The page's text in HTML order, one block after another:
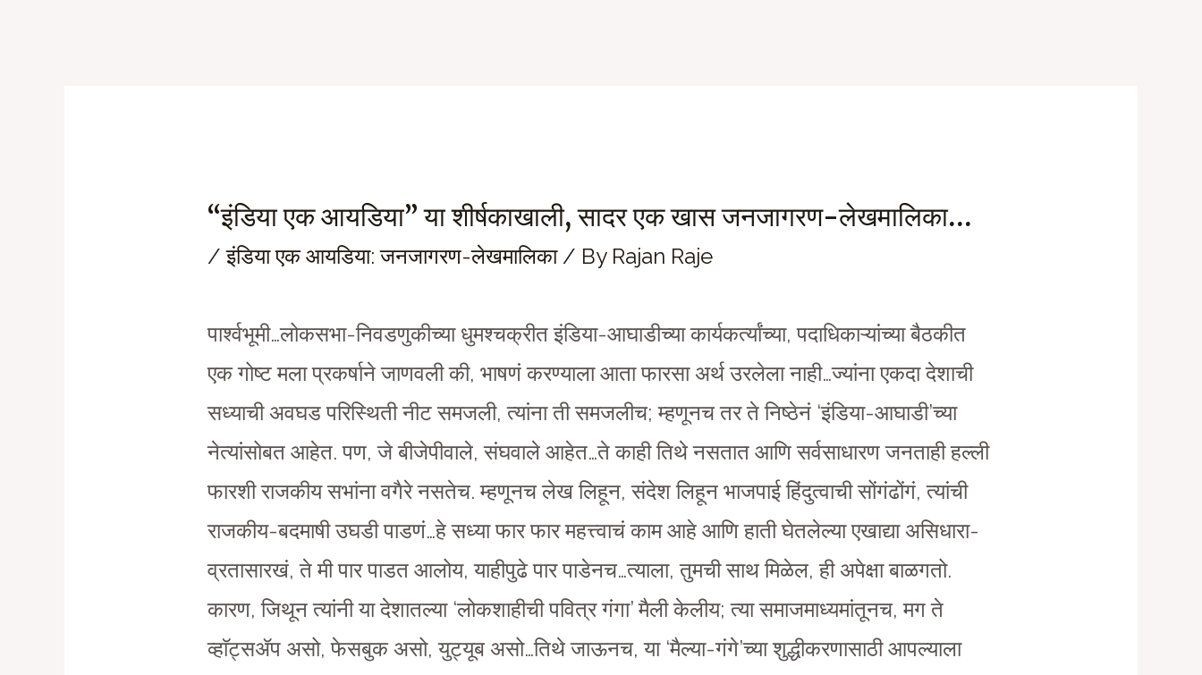
“इंडिया एक आयडिया” या शीर्षकाखाली, सादर एक खास जनजागरण-लेखमालिका…
/इंडिया एक आयडिया: जनजागरण-लेखमालिका/ By Rajan Raje
पार्श्वभूमी…लोकसभा-निवडणुकीच्या धुमश्चक्रीत इंडिया-आघाडीच्या कार्यकर्त्यांच्या, पदाधिकाऱ्यांच्या बैठकीत
एक गोष्ट मला प्रकर्षाने जाणवली की, भाषणं करण्याला आता फारसा अर्थ उरलेला नाही…ज्यांना एकदा देशाची
सध्याची अवघड परिस्थिती नीट समजली, त्यांना ती समजलीच; म्हणूनच तर ते निष्ठेनं ‘इंडिया-आघाडी’च्या
नेत्यांसोबत आहेत. पण, जे बीजेपीवाले, संघवाले आहेत…ते काही तिथे नसतात आणि सर्वसाधारण जनताही हल्ली
फारशी राजकीय सभांना वगैरे नसतेच. म्हणूनच लेख लिहून, संदेश लिहून भाजपाई हिंदुत्वाची सोंगंढोंगं, त्यांची
राजकीय-बदमाषी उघडी पाडणं…हे सध्या फार फार महत्त्वाचं काम आहे आणि हाती घेतलेल्या एखाद्या असिधारा-
व्रतासारखं, ते मी पार पाडत आलोय, याहीपुढे पार पाडेनच…त्याला, तुमची साथ मिळेल, ही अपेक्षा बाळगतो.
कारण, जिथून त्यांनी या देशातल्या ‘लोकशाहीची पवित्र गंगा’ मैली केलीय; त्या समाजमाध्यमांतूनच, मग ते
व्हाॅट्सॲप असो, फेसबुक असो, युट्यूब असो…तिथे जाऊनच, या ‘मैल्या-गंगे’च्या शुद्धीकरणासाठी आपल्याला